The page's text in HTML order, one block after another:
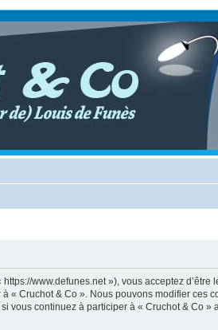
www.defunes.net »), vous acceptez
Cruchot & Co ». Nous pouvons modifier ces
continuez à participer à « Cruchot & Co